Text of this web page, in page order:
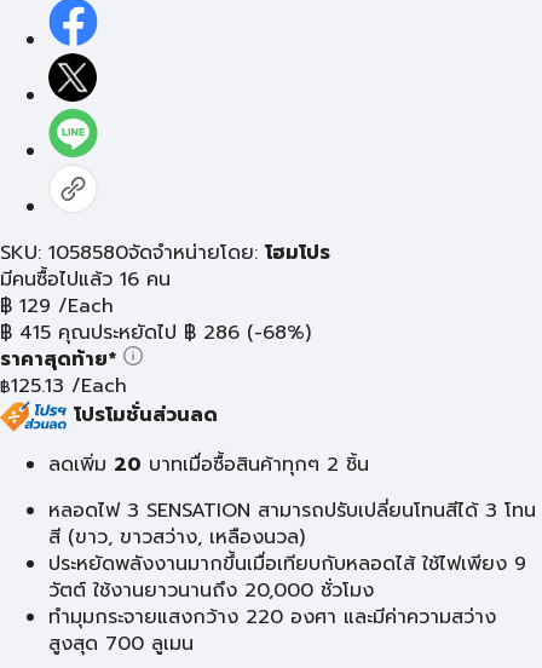
SKU: 1058580จัดจำหน่ายโดย: โฮมโปร
มีคนซื้อไปแล้ว 16 คน
฿ 129 /Each
฿ 415 คุณประหยัดไป ฿ 286 (-68%)
ราคาสุดท้าย*
฿125.13 /Each
โปรโมชั่นส่วนลด
ลดเพิ่ม 20 บาทเมื่อซื้อสินค้าทุกๆ 2 ชิ้น
หลอดไฟ 3 SENSATION สามารถปรับเปลี่ยนโทนสีได้ 3 โทน
สี (ขาว, ขาวสว่าง, เหลืองนวล)
ประหยัดพลังงานมากขึ้นเมื่อเทียบกับหลอดไส้ ใช้ไฟเพียง 9
วัตต์ ใช้งานยาวนานถึง 20,000 ชั่วโมง
ทำมุมกระจายแสงกว้าง 220 องศา และมีค่าความสว่าง
สูงสุด 700 ลูเมน